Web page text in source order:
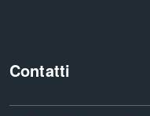
Contatti